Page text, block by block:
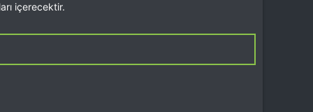
içerecektir.